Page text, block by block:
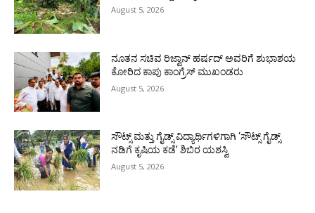
August 5, 2026
ನೂತನ ಸಚಿವ ರಿಜ್ವಾನ್ ಹರ್ಷದ್ ಅವರಿಗೆ ಶುಭಾಶಯ
ಕೋರಿದ ಕಾಪು ಕಾಂಗ್ರೆಸ್ ಮುಖಂಡರು
August 5, 2026
ಸೌಟ್ಸ್ ಮತ್ತು ಗೈಡ್ಸ್ ವಿದ್ಯಾರ್ಥಿಗಳಿಗಾಗಿ ‘ಸೌಟ್ಸ್ ಗೈಡ್ಸ್
ನಡಿಗೆ ಕೃಷಿಯ ಕಡೆ’ ಶಿಬಿರ ಯಶಸ್ವಿ
August 5, 2026